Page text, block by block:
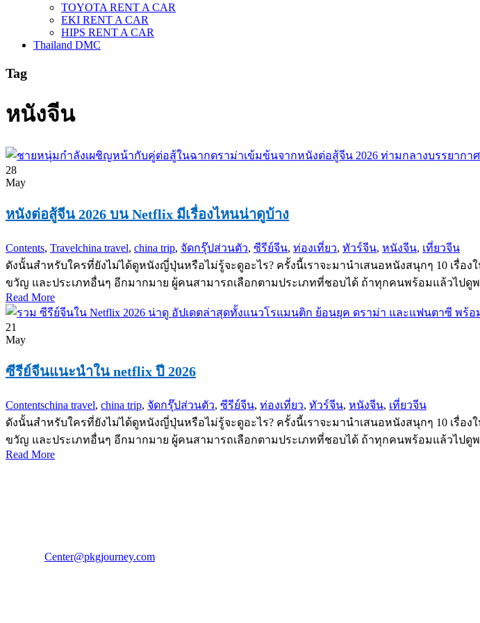
TOYOTA RENT A CAR
EKI RENT A CAR
HIPS RENT A CAR
Thailand DMC
Tag
หนังจีน
28
May
หนังต่อสู้จีน 2026 บน Netflix มีเรื่องไหนน่าดูบ้าง
Contents, Travelchina travel, china trip, จัดกรุ๊ปส่วนตัว, ซีรีย์จีน, ท่องเที่ยว, ทัวร์จีน, หนังจีน, เที่ยวจีน
ดังนั้นสำหรับใครที่ยังไม่ได้ดูหนังญี่ปุ่นหรือไม่รู้จะดูอะไร? ครั้งนี้เราจะมานำเสนอหนังสนุกๆ 10 เรื่
ขวัญ และประเภทอื่นๆ อีกมากมาย ผู้คนสามารถเลือกตามประเภทที่ชอบได้ ถ้าทุกคนพร้อมแล้วไปดูพ
Read More
21
May
ซีรีย์จีนแนะนำใน netflix ปี 2026
Contentschina travel, china trip, จัดกรุ๊ปส่วนตัว, ซีรีย์จีน, ท่องเที่ยว, ทัวร์จีน, หนังจีน, เที่ยวจีน
ดังนั้นสำหรับใครที่ยังไม่ได้ดูหนังญี่ปุ่นหรือไม่รู้จะดูอะไร? ครั้งนี้เราจะมานำเสนอหนังสนุกๆ 10 เรื่
ขวัญ และประเภทอื่นๆ อีกมากมาย ผู้คนสามารถเลือกตามประเภทที่ชอบได้ ถ้าทุกคนพร้อมแล้วไปดูพ
Read More
Center@pkgjourney.com